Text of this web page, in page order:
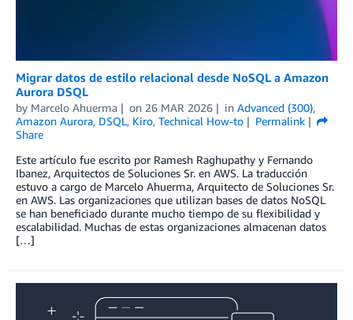
Migrar datos de estilo relacional desde NoSQL a Amazon
Aurora DSQL
by Marcelo Ahuerma on 26 MAR 2026 in Advanced (300),
Amazon Aurora, DSQL, Kiro, Technical How-to
Permalink
Share
Este artículo fue escrito por Ramesh Raghupathy y Fernando
Ibanez, Arquitectos de Soluciones Sr. en AWS. La traducción
estuvo a cargo de Marcelo Ahuerma, Arquitecto de Soluciones Sr.
en AWS. Las organizaciones que utilizan bases de datos NoSQL
se han beneficiado durante mucho tiempo de su flexibilidad y
escalabilidad. Muchas de estas organizaciones almacenan datos
[…]